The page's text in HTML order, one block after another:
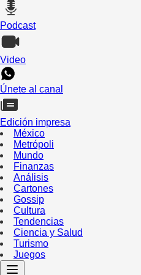
Podcast
Video
Únete al canal
Edición impresa
México
Metrópoli
Mundo
Finanzas
Análisis
Cartones
Gossip
Cultura
Tendencias
Ciencia y Salud
Turismo
Juegos